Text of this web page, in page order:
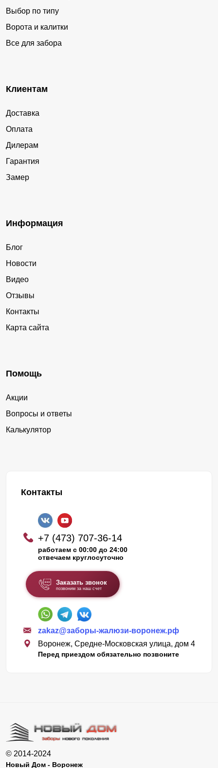
Выбор по типу
Ворота и калитки
Все для забора
Клиентам
Доставка
Оплата
Дилерам
Гарантия
Замер
Информация
Блог
Новости
Видео
Отзывы
Контакты
Карта сайта
Помощь
Акции
Вопросы и ответы
Калькулятор
Контакты
+7 (473) 707-36-14
работаем с 00:00 до 24:00
отвечаем круглосуточно
Заказать звонок
позвоним за наш счет
zakaz@заборы-жалюзи-воронеж.рф
Воронеж, Средне-Московская улица, дом 4
Перед приездом обязательно позвоните
© 2014-2024
Новый Дом - Воронеж